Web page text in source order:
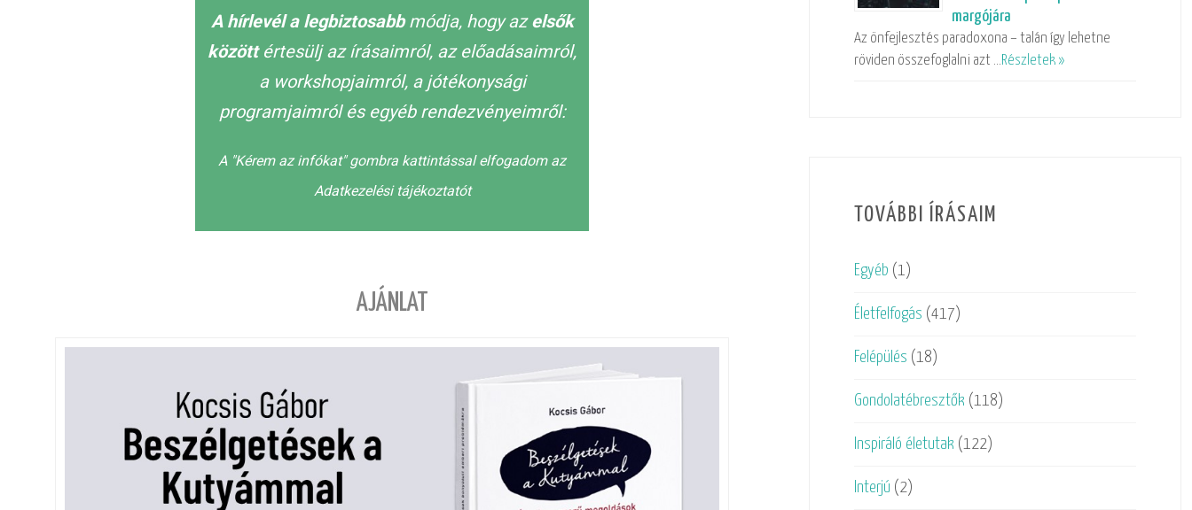
A hírlevél a legbiztosabbmódja, hogy azelsők
közöttértesülj az írásaimról, az előadásaimról,
a workshopjaimról, a jótékonysági
programjaimról és egyéb rendezvényeimről:
A "Kérem az infókat" gombra kattintással elfogadom az
Adatkezelési tájékoztatót
AJÁNLAT
margójára
Az önfejlesztés paradoxona – talán így lehetne
röviden összefoglalni azt …Részletek »
TOVÁBBI ÍRÁSAIM
Egyéb (1)
Életfelfogás (417)
Felépülés (18)
Gondolatébresztők (118)
Inspiráló életutak (122)
Interjú (2)